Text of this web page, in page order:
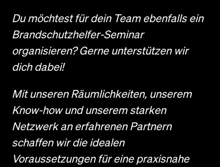
Du möchtest für dein Team ebenfalls ein
Brandschutzhelfer-Seminar
organisieren? Gerne unterstützen wir
dich dabei!
Mit unseren Räumlichkeiten, unserem
Know-how und unserem starken
Netzwerk an erfahrenen Partnern
schaffen wir die idealen
Voraussetzungen für eine praxisnahe